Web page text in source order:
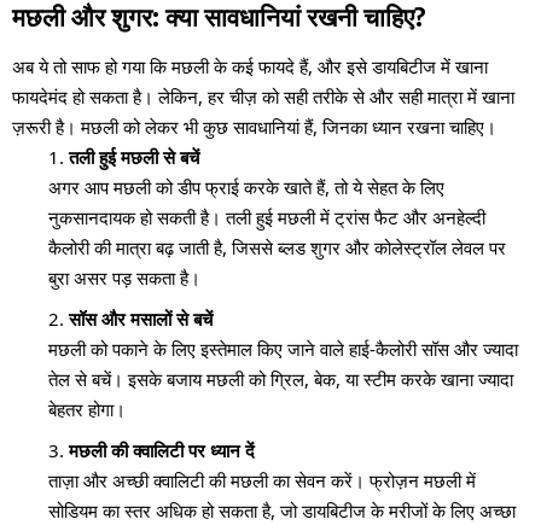
मछली और शुगर: क्या सावधानियां रखनी चाहिए?
अब ये तो साफ हो गया कि मछली के कई फायदे हैं, और इसे डायबिटीज में खाना
फायदेमंद हो सकता है। लेकिन, हर चीज़ को सही तरीके से और सही मात्रा में खाना
ज़रूरी है। मछली को लेकर भी कुछ सावधानियां हैं, जिनका ध्यान रखना चाहिए।
तली हुई मछली से बचें
अगर आप मछली को डीप फ्राई करके खाते हैं, तो ये सेहत के लिए
नुकसानदायक हो सकती है। तली हुई मछली में ट्रांस फैट और अनहेल्दी
कैलोरी की मात्रा बढ़ जाती है, जिससे ब्लड शुगर और कोलेस्ट्रॉल लेवल पर
बुरा असर पड़ सकता है।
सॉस और मसालों से बचें
मछली को पकाने के लिए इस्तेमाल किए जाने वाले हाई-कैलोरी सॉस और ज्यादा
तेल से बचें। इसके बजाय मछली को ग्रिल, बेक, या स्टीम करके खाना ज्यादा
बेहतर होगा।
मछली की क्वालिटी पर ध्यान दें
ताज़ा और अच्छी क्वालिटी की मछली का सेवन करें। फ्रोज़न मछली में
सोडियम का स्तर अधिक हो सकता है, जो डायबिटीज के मरीजों के लिए अच्छा